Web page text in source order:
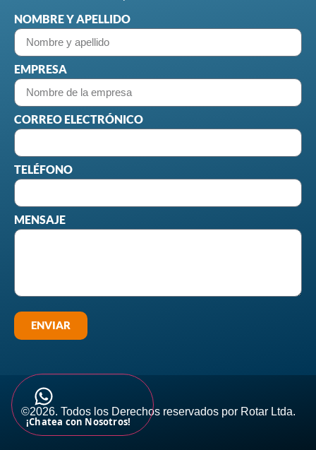
NOMBRE Y APELLIDO
EMPRESA
CORREO ELECTRÓNICO
TELÉFONO
MENSAJE
ENVIAR
©2026. Todos los Derechos reservados por Rotar Ltda.​
¡Chatea con Nosotros!